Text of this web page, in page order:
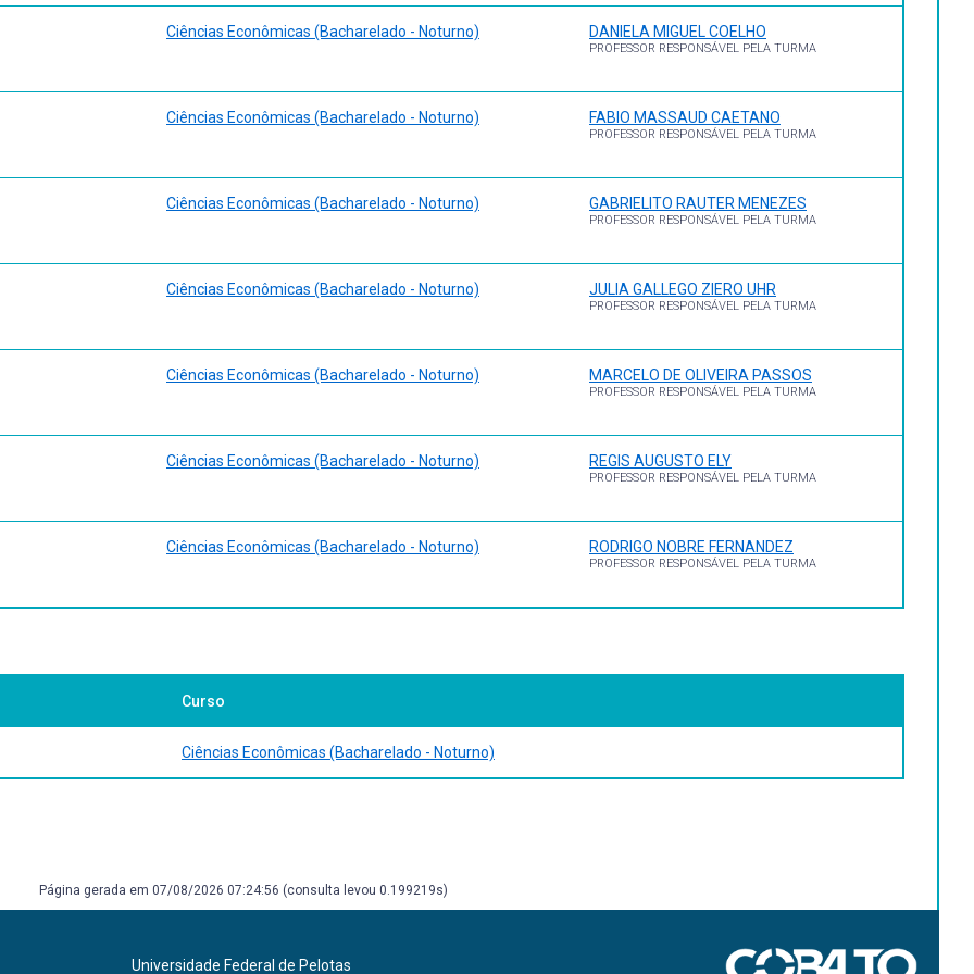
sobre as críticas”. Revista de Economia Contemporânea, n.2, Jul-Dez de 1997. Disponível em:
Ciências Econômicas (Bacharelado - Noturno) DANIELA MIGUEL COELHO
PROFESSOR RESPONSÁVEL PELA TURMA
Ciências Econômicas (Bacharelado - Noturno) FABIO MASSAUD CAETANO
PROFESSOR RESPONSÁVEL PELA TURMA
Ciências Econômicas (Bacharelado - Noturno) GABRIELITO RAUTER MENEZES
PROFESSOR RESPONSÁVEL PELA TURMA
Ciências Econômicas (Bacharelado - Noturno) JULIA GALLEGO ZIERO UHR
PROFESSOR RESPONSÁVEL PELA TURMA
Ciências Econômicas (Bacharelado - Noturno) MARCELO DE OLIVEIRA PASSOS
PROFESSOR RESPONSÁVEL PELA TURMA
Ciências Econômicas (Bacharelado - Noturno) REGIS AUGUSTO ELY
PROFESSOR RESPONSÁVEL PELA TURMA
Ciências Econômicas (Bacharelado - Noturno) RODRIGO NOBRE FERNANDEZ
PROFESSOR RESPONSÁVEL PELA TURMA
Curso
Ciências Econômicas (Bacharelado - Noturno)
Página gerada em 07/08/2026 07:24:56 (consulta levou 0.199219s)
Universidade Federal de Pelotas